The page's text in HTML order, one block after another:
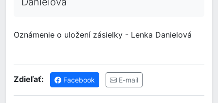
Oznámenie o uložení zásielky - Lenka Danielová
Zdieľať: Facebook E-mail